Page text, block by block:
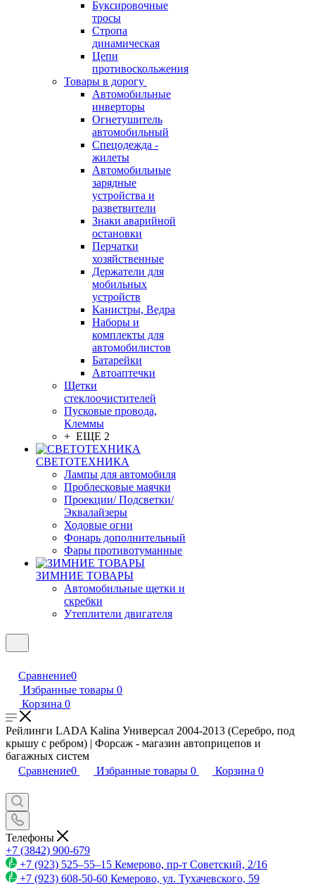
Буксировочные
тросы
Стропа
динамическая
Цепи
противоскольжения
Товары в дорогу
Автомобильные
инверторы
Огнетушитель
автомобильный
Спецодежда -
жилеты
Автомобильные
зарядные
устройства и
разветвители
Знаки аварийной
остановки
Перчатки
хозяйственные
Держатели для
мобильных
устройств
Канистры, Ведра
Наборы и
комплекты для
автомобилистов
Батарейки
Автоаптечки
Щетки
стеклоочистителей
Пусковые провода,
Клеммы
+ ЕЩЕ 2
СВЕТОТЕХНИКА
Лампы для автомобиля
Проблесковые маячки
Проекции/ Подсветки/
Эквалайзеры
Ходовые огни
Фонарь дополнительный
Фары противотуманные
ЗИМНИЕ ТОВАРЫ
Автомобильные щетки и
скребки
Утеплители двигателя
Сравнение0
Избранные товары 0
Корзина 0
Рейлинги LADA Kalina Универсал 2004-2013 (Серебро, под
крышу с ребром) | Форсаж - магазин автоприцепов и
багажных систем
Сравнение0 Избранные товары 0 Корзина 0
Телефоны
+7 (3842) 900-679
+7 (923) 525–55–15 Кемерово, пр-т Советский, 2/16
+7 (923) 608-50-60 Кемерово, ул. Тухачевского, 59